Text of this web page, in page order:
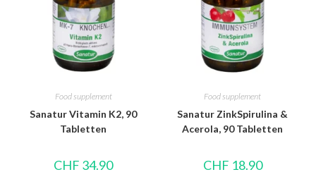
Food supplement
Sanatur Vitamin K2, 90
Tabletten
CHF 34.90
Food supplement
Sanatur ZinkSpirulina &
Acerola, 90 Tabletten
CHF 18.90